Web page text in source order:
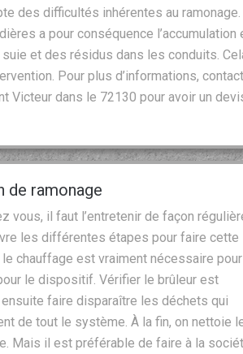
des difficultés inhérentes au ramonage.
a pour conséquence l’accumulation
et des résidus dans les conduits.
Pour plus d’informations,
Victeur dans le 72130 pour avoir un
de ramonage
vous, il faut l’entretenir de façon
les différentes étapes pour faire cette
chauffage est vraiment nécessaire
le dispositif. Vérifier le brûleur est
faire disparaître les déchets qui
de tout le système. À la fin, on nettoie
Mais il est préférable de faire à la